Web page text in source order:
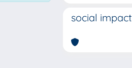
social impact